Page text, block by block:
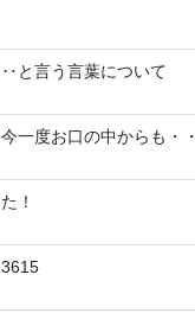
と言う言葉について
一度お口の中からも・・
！